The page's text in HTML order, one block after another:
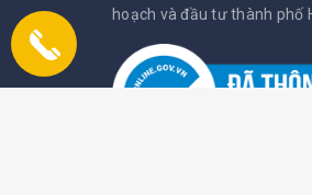
hoạch và đầu tư thành phố